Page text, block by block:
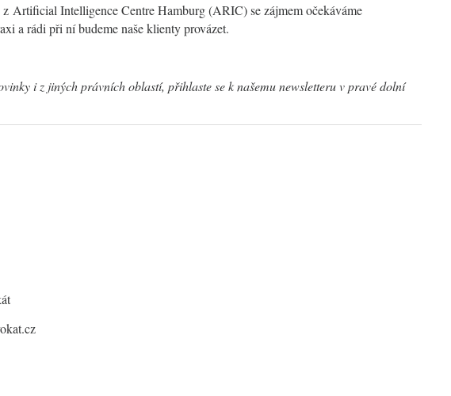
z Artificial Intelligence Centre Hamburg (ARIC)se zájmem očekáváme
a rádi při ní budeme naše klienty provázet.
i z jiných právních oblastí, přihlaste se k našemu newsletteru v pravé dolní